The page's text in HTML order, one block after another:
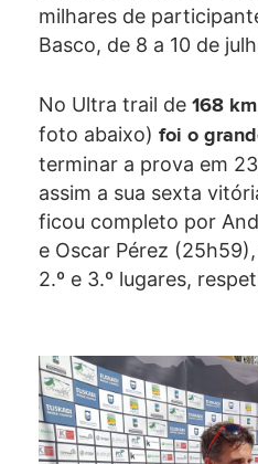
milhares de
Basco, de 8 a 10 de
No Ultra trail de 168 km
foto abaixo) foi o
terminar a prova em
assim a sua sexta
ficou completo por
e Oscar Pérez
2.º e 3.º lugares,